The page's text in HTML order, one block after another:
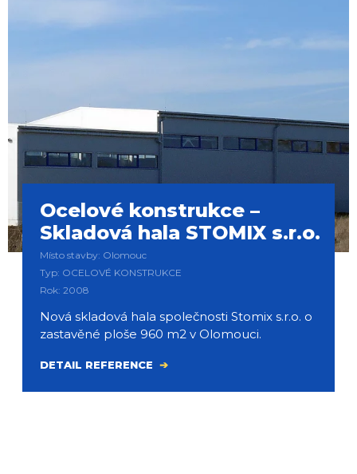
Ocelové konstrukce –
Skladová hala STOMIX s.r.o.
Místo stavby: Olomouc
Typ: OCELOVÉ KONSTRUKCE
Rok: 2008
Nová skladová hala společnosti Stomix s.r.o. o
zastavěné ploše 960 m2 v Olomouci.
DETAIL REFERENCE